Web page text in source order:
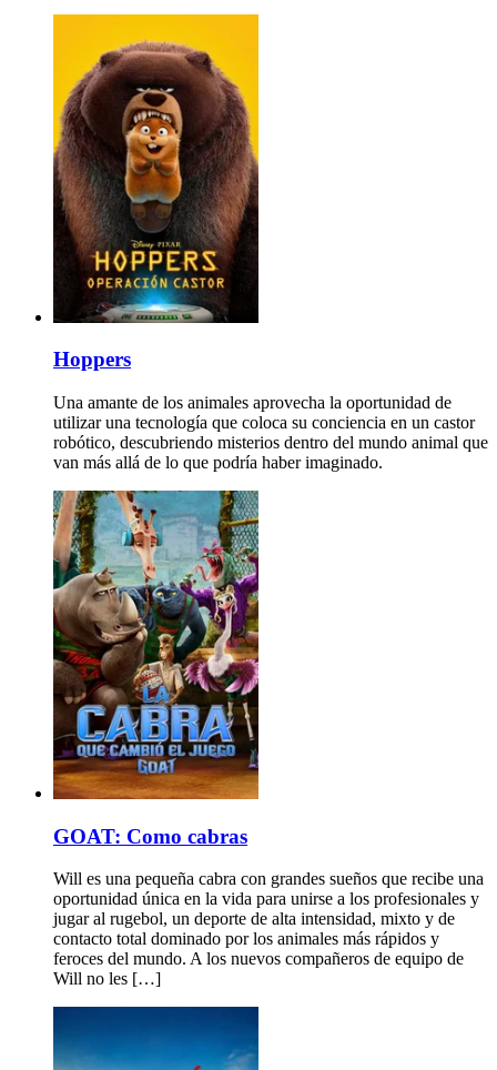
Hoppers
Una amante de los animales aprovecha la oportunidad de
utilizar una tecnología que coloca su conciencia en un castor
robótico, descubriendo misterios dentro del mundo animal que
van más allá de lo que podría haber imaginado.
GOAT: Como cabras
Will es una pequeña cabra con grandes sueños que recibe una
oportunidad única en la vida para unirse a los profesionales y
jugar al rugebol, un deporte de alta intensidad, mixto y de
contacto total dominado por los animales más rápidos y
feroces del mundo. A los nuevos compañeros de equipo de
Will no les […]